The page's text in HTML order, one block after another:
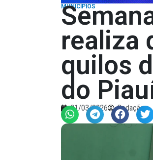
MUNICÍPIOS
realiza
quilos
do
31/03/2026 Redação